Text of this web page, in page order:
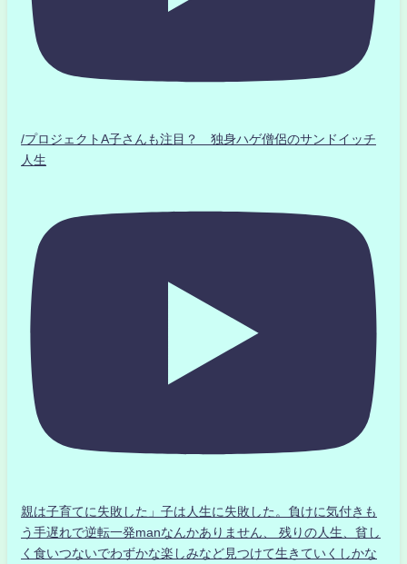
/プロジェクトA子さんも注目？ 独身ハゲ僧侶のサンドイッチ
人生
親は子育てに失敗した」子は人生に失敗した。負けに気付きも
う手遅れで逆転一発manなんかありません、 残りの人生、貧し
く食いつないでわずかな楽しみなど見つけて生きていくしかな